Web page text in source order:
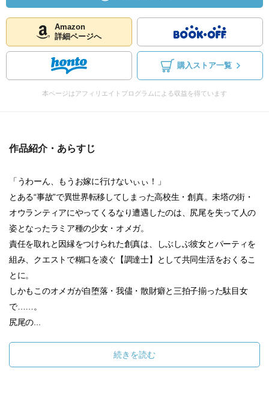
Amazon
詳細ページへ
購入ストア一覧
本ページはアフィリエイトプログラムによる収益を得ています
作品紹介・あらすじ
「うわーん、もうお嫁に行けないぃぃ！」
とある“事故”で異世界転移してしまった高校生・創真。未塔の街・
オウランティアにやってくるなり遭遇したのは、尻尾を失って人の
姿となったラミア種の少女・オメガ。
責任を取れと因縁をつけられた創真は、しぶしぶ彼女とパーティを
組み、クエストで糊口を凌ぐ【調達士】として共同生活をおくるこ
とに。
しかもこのオメガが自堕落・我儘・散財癖と三拍子揃った駄目女
で……。
尻尾の...
続きを読む